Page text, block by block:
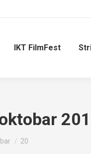
IKT FilmFest
20